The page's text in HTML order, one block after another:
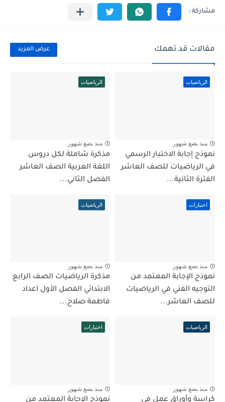
مقالات قد تهمك عرض المزيد
الرياضيات
منذ بضع شهور
نموذج إجابة الاختبار الرسمي
في الرياضيات للصف العاشر
الفترة الثانية...
الرياضيات
منذ بضع شهور
مذكرة شاملة لكل دروس
اللغة العربية الصف العاشر
الفصل الثاني...
اختبارات
منذ بضع شهور
نموذج الإجابة المعتمد من
التوجيه الفني في الرياضيات
للصف العاشر...
الرياضيات
منذ بضع شهور
مذكرة الرياضيات الصف الرابع
الابتدائي الفصل الأول اعداد
فاطمة صلاح...
الرياضيات
منذ بضع شهور
كراسة وأوراق عمل في
اختبارات
منذ بضع شهور
نموذج الإجابة المعتمد من